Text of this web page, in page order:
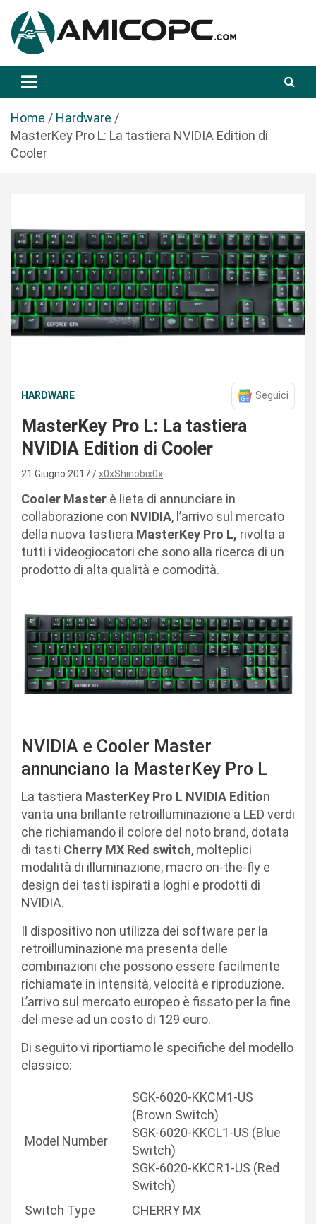
a
Amicopc.com
Home
Hardware
MasterKey Pro L: La tastiera NVIDIA Edition di
Cooler
HARDWARE Seguici
MasterKey Pro L: La tastiera
NVIDIA Edition di Cooler
21 Giugno 2017 x0xShinobix0x
Cooler Master è lieta di annunciare in
collaborazione con NVIDIA, l’arrivo sul mercato
della nuova tastiera MasterKey Pro L, rivolta a
tutti i videogiocatori che sono alla ricerca di un
prodotto di alta qualità e comodità.
NVIDIA e Cooler Master
annunciano la MasterKey Pro L
La tastiera MasterKey Pro L NVIDIA Edition
vanta una brillante retroilluminazione a LED verdi
che richiamando il colore del noto brand, dotata
di tasti Cherry MX Red switch, molteplici
modalità di illuminazione, macro on-the-fly e
design dei tasti ispirati a loghi e prodotti di
NVIDIA.
Il dispositivo non utilizza dei software per la
retroilluminazione ma presenta delle
combinazioni che possono essere facilmente
richiamate in intensità, velocità e riproduzione.
L’arrivo sul mercato europeo è fissato per la fine
del mese ad un costo di 129 euro.
Di seguito vi riportiamo le specifiche del modello
classico:
Model Number
SGK-6020-KKCM1-US
(Brown Switch)
SGK-6020-KKCL1-US (Blue
Switch)
SGK-6020-KKCR1-US (Red
Switch)
Switch Type
CHERRY MX